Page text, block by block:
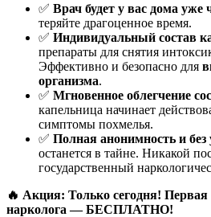
✅ Врач будет у вас дома уже
теряйте драгоценное время.
✅ Индивидуальный состав
препараты для снятия
Эффективно и безопасно для
организма.
✅ Мгновенное облегчение
капельница начинает
симптомы похмелья.
✅ Полная анонимность и без
останется в тайне. Никакой
государственный
🔥 Акция: Только сегодня! Первая
нарколога — БЕСПЛАТНО!